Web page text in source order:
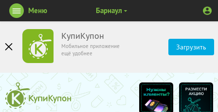
КупиКупон
Мобильное приложение
ещё удобнее
Загрузить
Меню Барнаул